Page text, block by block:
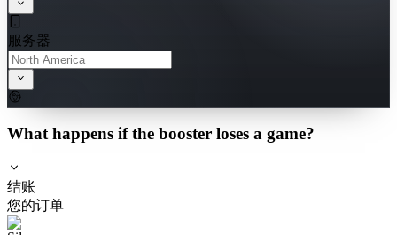
服务器
What happens if the booster loses a game?
结账
您的订单